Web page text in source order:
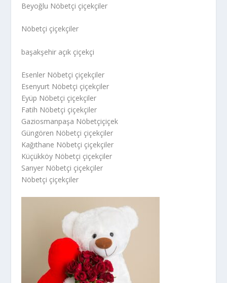
Beyoğlu Nöbetçi çiçekçiler
Nöbetçi çiçekçiler
başakşehir açık çiçekçi
Esenler Nöbetçi çiçekçiler
Esenyurt Nöbetçi çiçekçiler
Eyüp Nöbetçi çiçekçiler
Fatih Nöbetçi çiçekçiler
Gaziosmanpaşa Nöbetçiçiçek
Güngören Nöbetçi çiçekçiler
Kağıthane Nöbetçi çiçekçiler
Küçükköy Nöbetçi çiçekçiler
Sarıyer Nöbetçi çiçekçiler
Nöbetçi çiçekçiler